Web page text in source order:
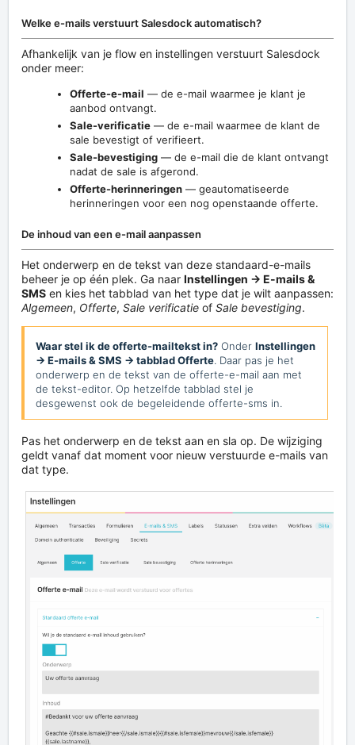
Welke e-mails verstuurt Salesdock automatisch?
Afhankelijk van je flow en instellingen verstuurt Salesdock
onder meer:
Offerte-e-mail — de e-mail waarmee je klant je
aanbod ontvangt.
Sale-verificatie — de e-mail waarmee de klant de
sale bevestigt of verifieert.
Sale-bevestiging — de e-mail die de klant ontvangt
nadat de sale is afgerond.
Offerte-herinneringen — geautomatiseerde
herinneringen voor een nog openstaande offerte.
De inhoud van een e-mail aanpassen
Het onderwerp en de tekst van deze standaard-e-mails
beheer je op één plek. Ga naar Instellingen → E-mails &
SMS en kies het tabblad van het type dat je wilt aanpassen:
Algemeen, Offerte, Sale verificatie of Sale bevestiging.
Waar stel ik de offerte-mailtekst in? Onder Instellingen
→ E-mails & SMS → tabblad Offerte. Daar pas je het
onderwerp en de tekst van de offerte-e-mail aan met
de tekst-editor. Op hetzelfde tabblad stel je
desgewenst ook de begeleidende offerte-sms in.
Pas het onderwerp en de tekst aan en sla op. De wijziging
geldt vanaf dat moment voor nieuw verstuurde e-mails van
dat type.